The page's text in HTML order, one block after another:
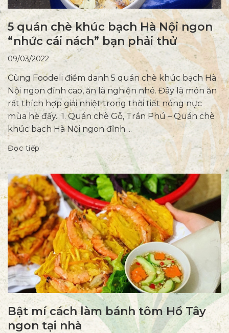
5 quán chè khúc bạch Hà Nội ngon
“nhức cái nách” bạn phải thử
09/03/2022
Cùng Foodeli điểm danh 5 quán chè khúc bạch Hà
Nội ngon đỉnh cao, ăn là nghiện nhé. Đây là món ăn
rất thích hợp giải nhiệt trong thời tiết nóng nực
mùa hè đấy. 1. Quán chè Gỗ, Trần Phú – Quán chè
khúc bạch Hà Nội ngon đỉnh ...
Đọc tiếp
Bật mí cách làm bánh tôm Hồ Tây
ngon tại nhà